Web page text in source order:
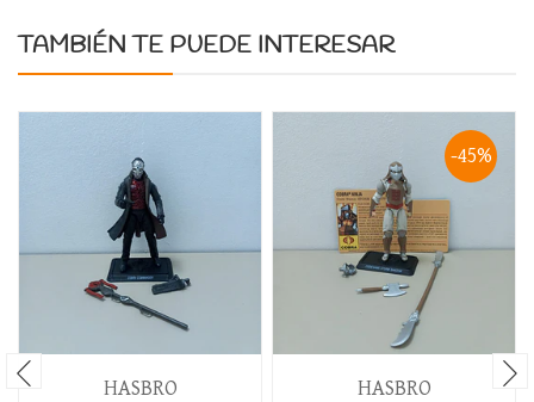
TAMBIÉN TE PUEDE INTERESAR
HASBRO
-45%
HASBRO